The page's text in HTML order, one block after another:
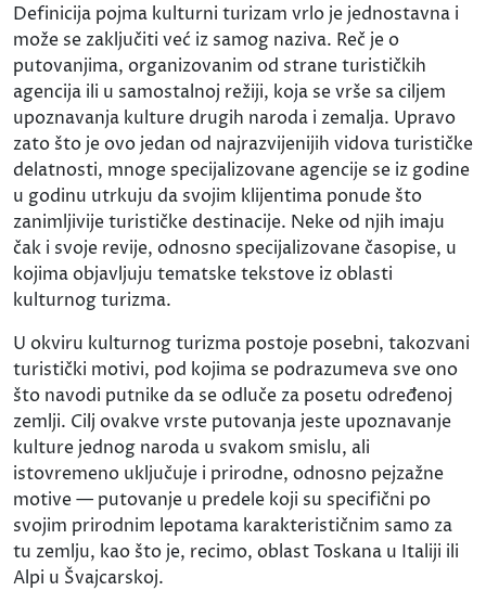
Definicija pojma kulturni turizam vrlo je jednostavna i
može se zaključiti već iz samog naziva. Reč je o
putovanjima, organizovanim od strane turističkih
agencija ili u samostalnoj režiji, koja se vrše sa ciljem
upoznavanja kulture drugih naroda i zemalja. Upravo
zato što je ovo jedan od najrazvijenijih vidova turističke
delatnosti, mnoge specijalizovane agencije se iz godine
u godinu utrkuju da svojim klijentima ponude što
zanimljivije turističke destinacije. Neke od njih imaju
čak i svoje revije, odnosno specijalizovane časopise, u
kojima objavljuju tematske tekstove iz oblasti
kulturnog turizma.
U okviru kulturnog turizma postoje posebni, takozvani
turistički motivi, pod kojima se podrazumeva sve ono
što navodi putnike da se odluče za posetu određenoj
zemlji. Cilj ovakve vrste putovanja jeste upoznavanje
kulture jednog naroda u svakom smislu, ali
istovremeno uključuje i prirodne, odnosno pejzažne
motive — putovanje u predele koji su specifični po
svojim prirodnim lepotama karakterističnim samo za
tu zemlju, kao što je, recimo, oblast Toskana u Italiji ili
Alpi u Švajcarskoj.